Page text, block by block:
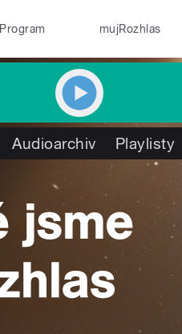
Program mujRozhlas
Audioarchiv Playlisty